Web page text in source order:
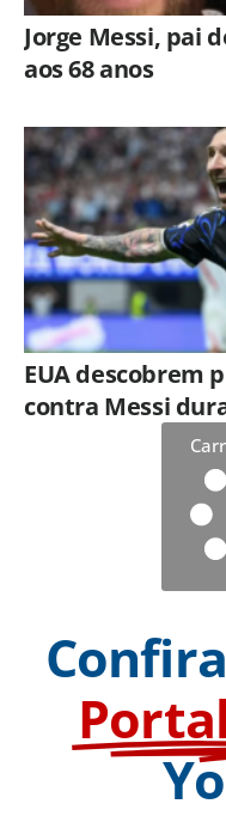
Jorge Messi, pai
aos 68 anos
EUA descobrem
contra Messi